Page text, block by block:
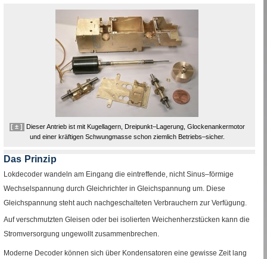
[ ± ]
Dieser Antrieb ist mit Kugellagern, Dreipunkt–Lagerung, Glockenankermotor
und einer kräftigen Schwungmasse schon ziemlich Betriebs–sicher.
Das Prinzip
Lokdecoder wandeln am Eingang die eintreffende, nicht Sinus–förmige
Wechselspannung durch Gleichrichter in Gleichspannung um. Diese
Gleichspannung steht auch nachgeschalteten Verbrauchern zur Verfügung.
Auf verschmutzten Gleisen oder bei isolierten Weichenherzstücken kann die
Stromversorgung ungewollt zusammenbrechen.
Moderne Decoder können sich über Kondensatoren eine gewisse Zeit lang